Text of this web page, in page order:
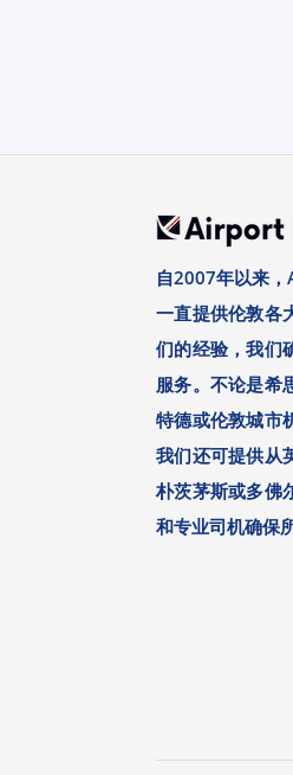
自2007年以来
一直提供伦敦各
们的经验，我们
服务。不论是希
特德或伦敦城市
我们还可提供从
朴茨茅斯或多佛
和专业司机确保